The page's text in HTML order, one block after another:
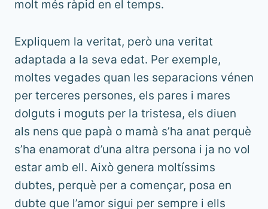
molt més ràpid en el temps.
Expliquem la veritat, però una veritat
adaptada a la seva edat. Per exemple,
moltes vegades quan les separacions vénen
per terceres persones, els pares i mares
dolguts i moguts per la tristesa, els diuen
als nens que papà o mamà s’ha anat perquè
s’ha enamorat d’una altra persona i ja no vol
estar amb ell. Això genera moltíssims
dubtes, perquè per a començar, posa en
dubte que l’amor sigui per sempre i ells